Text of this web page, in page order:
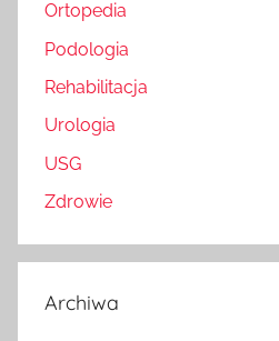
Ortopedia
Podologia
Rehabilitacja
Urologia
USG
Zdrowie
Archiwa